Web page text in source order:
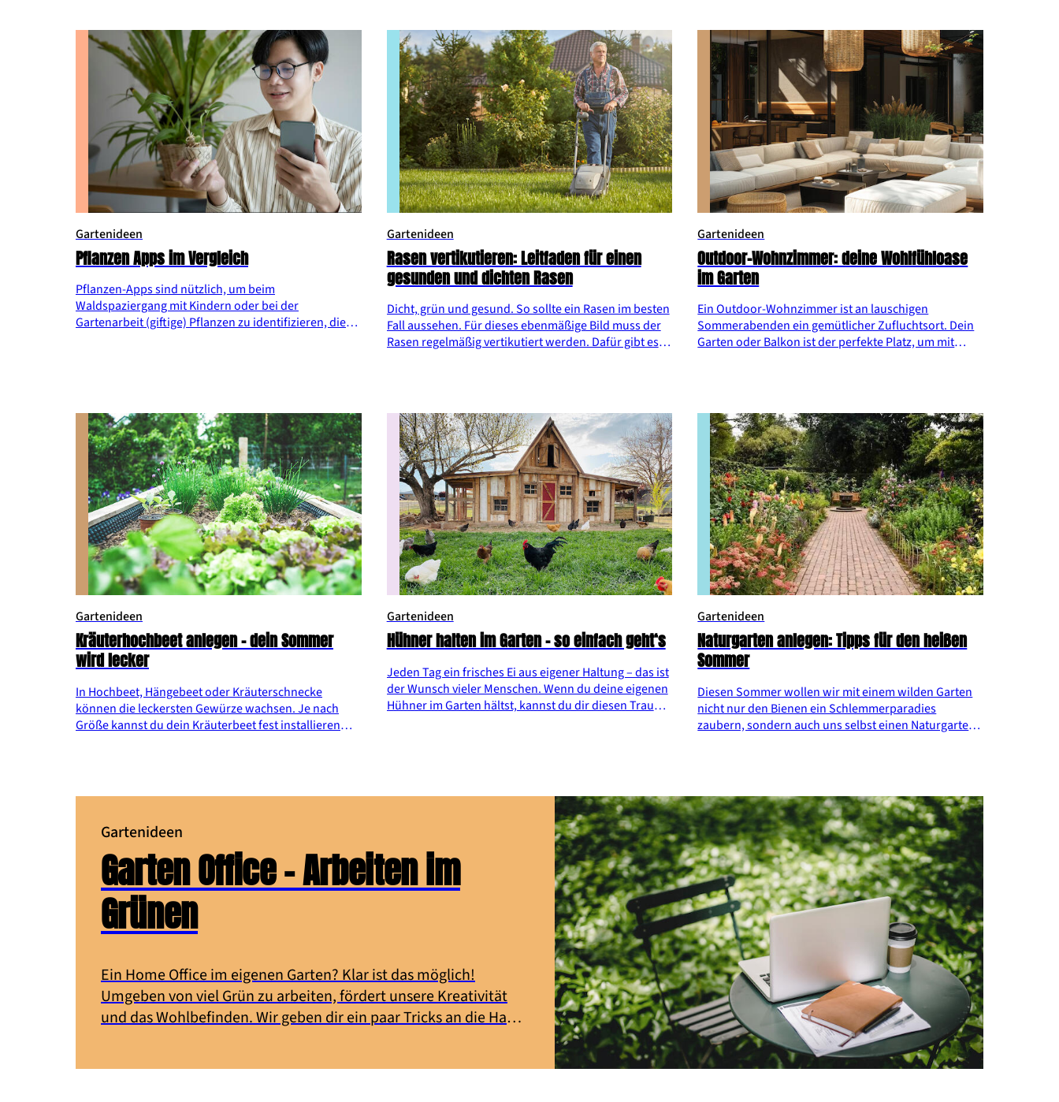
Gartenideen
Gartenideen
Pflanzen Apps im Vergleich
Pflanzen-Apps sind nützlich, um beim
Waldspaziergang mit Kindern oder bei der
Gartenarbeit (giftige) Pflanzen zu identifizieren, die
Gartenideen
Rasen vertikutieren: Leitfaden für einen
gesunden und dichten Rasen
Dicht, grün und gesund. So sollte ein Rasen im besten
Fall aussehen. Für dieses ebenmäßige Bild muss der
Rasen regelmäßig vertikutiert werden. Dafür gibt es
Gartenideen
Outdoor-Wohnzimmer: deine Wohlfühloase
im Garten
Ein Outdoor-Wohnzimmer ist an lauschigen
Sommerabenden ein gemütlicher Zufluchtsort. Dein
Garten oder Balkon ist der perfekte Platz, um mit
Gartenideen
Kräuterhochbeet anlegen – dein Sommer
wird lecker
In Hochbeet, Hängebeet oder Kräuterschnecke
können die leckersten Gewürze wachsen. Je nach
Größe kannst du dein Kräuterbeet fest installieren
griffbereit.
Gartenideen
Hühner halten im Garten – so einfach geht‘s
Jeden Tag ein frisches Ei aus eigener Haltung – das ist
der Wunsch vieler Menschen. Wenn du deine eigenen
Hühner im Garten hältst, kannst du dir diesen Traum
Gartenideen
Naturgarten anlegen: Tipps für den heißen
Sommer
Diesen Sommer wollen wir mit einem wilden Garten
nicht nur den Bienen ein Schlemmerparadies
zaubern, sondern auch uns selbst einen Naturgarten
Gartenideen
Garten Office – Arbeiten im
Grünen
Ein Home Office im eigenen Garten? Klar ist das möglich!
Umgeben von viel Grün zu arbeiten, fördert unsere Kreativität
und das Wohlbefinden. Wir geben dir ein paar Tricks an die Hand,